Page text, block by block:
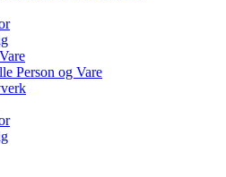
Person og Vare